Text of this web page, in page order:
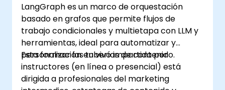
LangGraph es un marco de orquestación
basado en grafos que permite flujos de
trabajo condicionales y multietapa con LLM y
herramientas, ideal para automatizar y
personalizar las tuberías de contenido.
Esta formación en vivo impartida por
instructores (en línea o presencial) está
dirigida a profesionales del marketing